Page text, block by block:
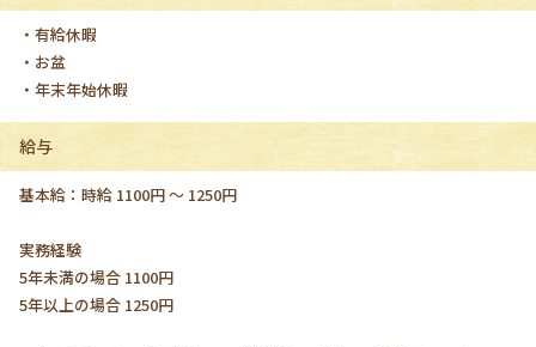
・有給休暇
・お盆
・年末年始休暇
給与
基本給：時給 1100円 〜 1250円
実務経験
5年未満の場合 1100円
5年以上の場合 1250円